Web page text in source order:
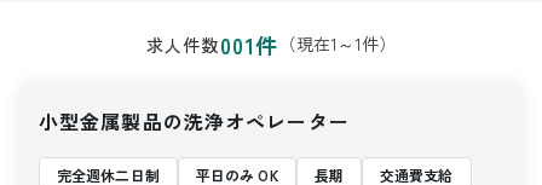
求人件数001件 （現在1 ～1件）
小型金属製品の洗浄オペレーター
完全週休二日制 平日のみ OK 長期
交通費支給